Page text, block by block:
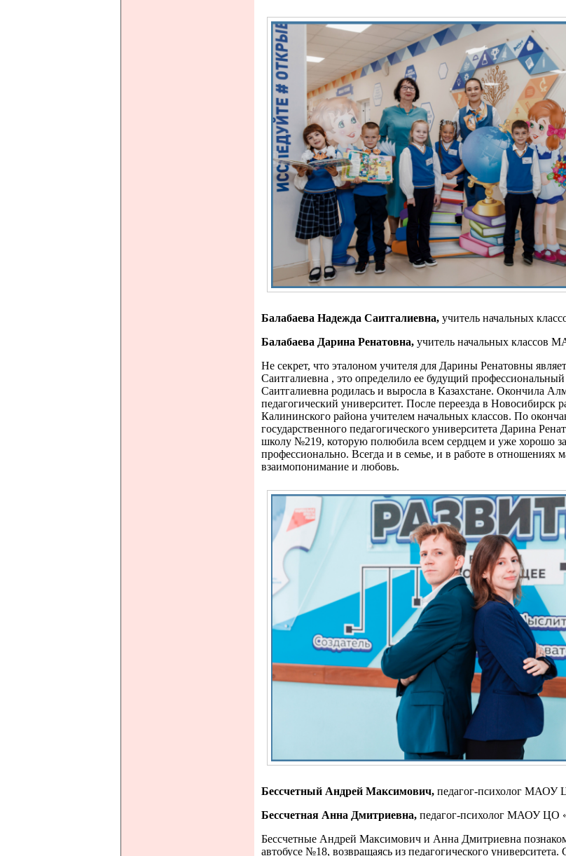
Балабаева Надежда Саитгалиевна, учитель начальных
Балабаева Дарина Ренатовна, учитель начальных
Не секрет, что эталоном учителя для Дарины Ренатовны
Саитгалиевна , это определило ее будущий
Саитгалиевна родилась и выросла в Казахстане. Окончила
педагогический университет. После переезда в Новосибирск
Калининского района учителем начальных классов. По
государственного педагогического университета Дарина
школу №219, которую полюбила всем сердцем и уже хорошо
профессионально. Всегда и в семье, и в работе в отношениях
взаимопонимание и любовь.
Бессчетный Андрей Максимович, педагог-психолог МАОУ
Бессчетная Анна Дмитриевна, педагог-психолог МАОУ ЦО
Бессчетные Андрей Максимович и Анна Дмитриевна
автобусе №18, возвращаясь из педагогического университета.